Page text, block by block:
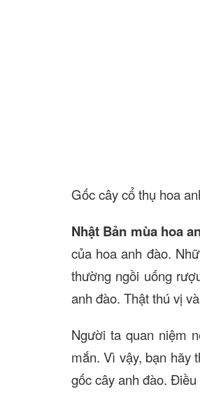
Gốc cây cổ thụ hoa
Nhật Bản mùa hoa
của hoa anh đào.
thường ngồi uống
anh đào. Thật thú vị
Người ta quan niệm
mắn. Vì vậy, bạn hãy
gốc cây anh đào.